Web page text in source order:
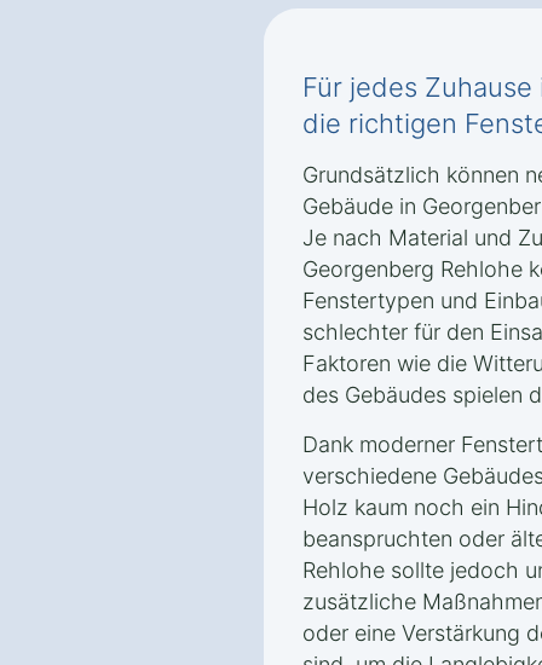
Für jedes
die richtigen
Grundsätzlich können
Gebäude in
Je nach Material und
Georgenberg Rehlohe
Fenstertypen und
schlechter für den
Faktoren wie die
des Gebäudes spielen
Dank moderner
verschiedene
Holz kaum noch ein
beanspruchten oder
Rehlohe sollte jedoch
zusätzliche
oder eine Verstärkung